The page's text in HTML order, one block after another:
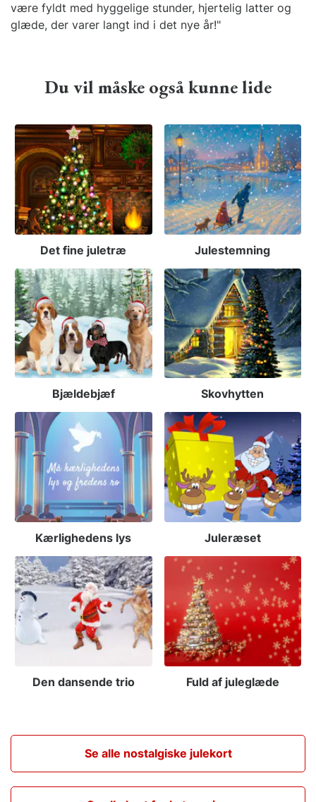
være fyldt med hyggelige stunder, hjertelig latter og
glæde, der varer langt ind i det nye år!"
Du vil måske også kunne lide
Det fine juletræ Julestemning
Bjældebjæf Skovhytten
Kærlighedens lys Juleræset
Den dansende trio Fuld af juleglæde
Se alle nostalgiske julekort